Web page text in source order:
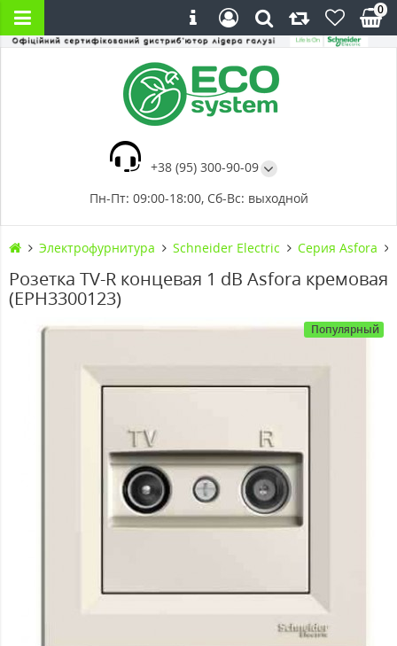
+38 (95) 300-90-09
Пн-Пт: 09:00-18:00, Сб-Вс: выходной
0
Электрофурнитура Schneider Electric Серия Asfora
Розетка TV-R концевая 1 dB Asfora кремовая
(EPH3300123)
Популярный